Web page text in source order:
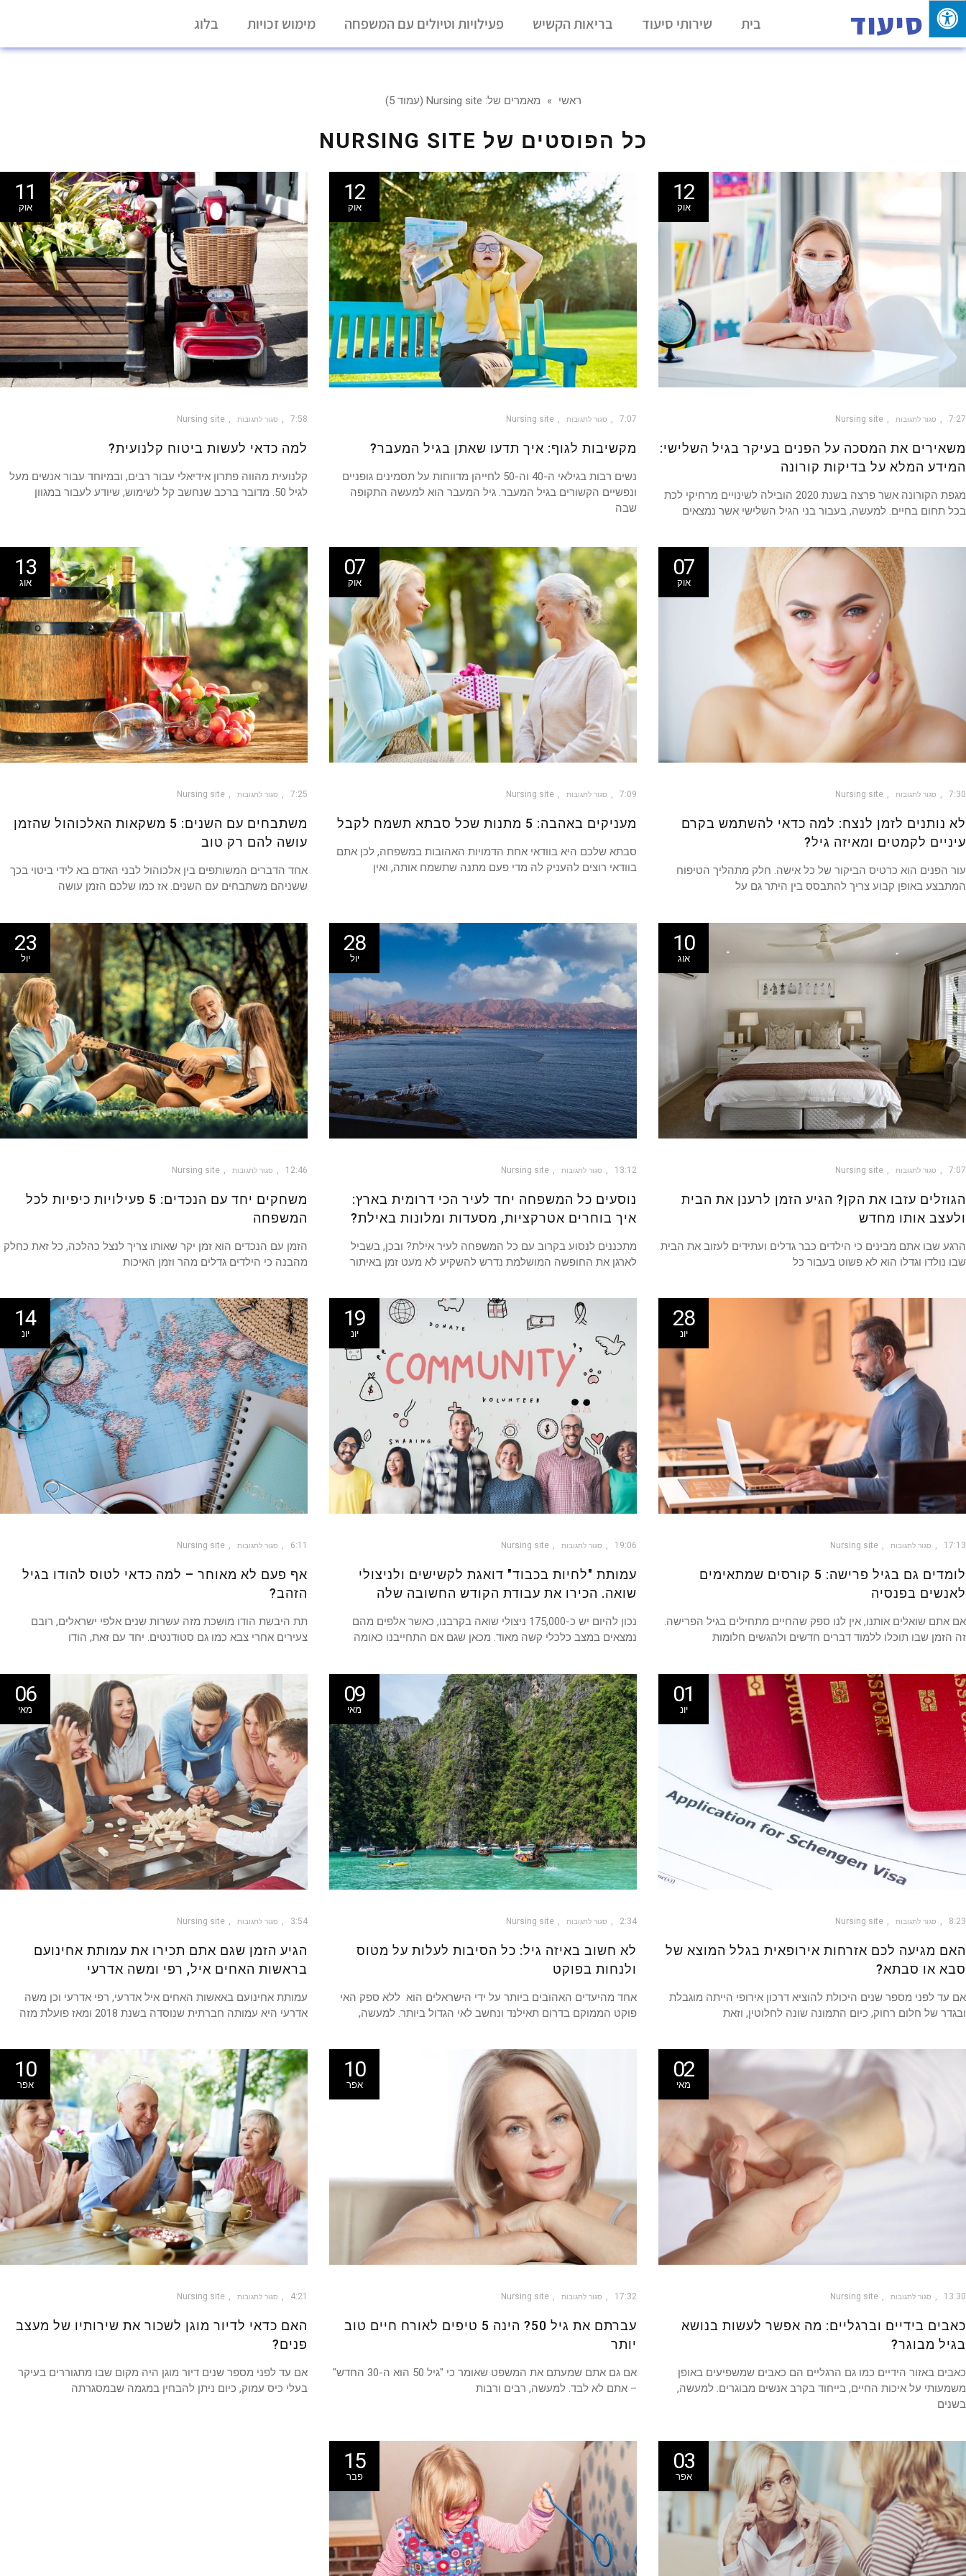
סיעוד בית שירותי סיעוד בריאות הקשיש פעילויות וטיולים עם המשפחה מימוש זכויות בלוג
ראשי » מאמרים של: Nursing site (עמוד 5)
כל הפוסטים של NURSING SITE
12
אוק
7:27 סגור לתגובות Nursing site
משאירים את המסכה על הפנים בעיקר בגיל השלישי:
המידע המלא על בדיקות קורונה
מגפת הקורונה אשר פרצה בשנת 2020 הובילה לשינויים מרחיקי לכת
בכל תחום בחיים. למעשה, בעבור בני הגיל השלישי אשר נמצאים
12
אוק
7:07 סגור לתגובות Nursing site
מקשיבות לגוף: איך תדעו שאתן בגיל המעבר?
נשים רבות בגילאי ה-40 וה-50 לחייהן מדווחות על תסמינים גופניים
ונפשיים הקשורים בגיל המעבר. גיל המעבר הוא למעשה התקופה
שבה
11
אוק
7:58 סגור לתגובות Nursing site
למה כדאי לעשות ביטוח קלנועית?
קלנועית מהווה פתרון אידיאלי עבור רבים, ובמיוחד עבור אנשים מעל
לגיל 50. מדובר ברכב שנחשב קל לשימוש, שיודע לעבור במגוון
07
אוק
7:30 סגור לתגובות Nursing site
לא נותנים לזמן לנצח: למה כדאי להשתמש בקרם
עיניים לקמטים ומאיזה גיל?
עור הפנים הוא כרטיס הביקור של כל אישה. חלק מתהליך הטיפוח
המתבצע באופן קבוע צריך להתבסס בין היתר גם על
07
אוק
7:09 סגור לתגובות Nursing site
מעניקים באהבה: 5 מתנות שכל סבתא תשמח לקבל
סבתא שלכם היא בוודאי אחת הדמויות האהובות במשפחה, לכן אתם
בוודאי רוצים להעניק לה מדי פעם מתנה שתשמח אותה, ואין
13
אוג
7:25 סגור לתגובות Nursing site
משתבחים עם השנים: 5 משקאות האלכוהול שהזמן
עושה להם רק טוב
אחד הדברים המשותפים בין אלכוהול לבני האדם בא לידי ביטוי בכך
ששניהם משתבחים עם השנים. אז כמו שלכם הזמן עושה
10
אוג
7:07 סגור לתגובות Nursing site
הגוזלים עזבו את הקן? הגיע הזמן לרענן את הבית
ולעצב אותו מחדש
הרגע שבו אתם מבינים כי הילדים כבר גדלים ועתידים לעזוב את הבית
שבו נולדו וגדלו הוא לא פשוט בעבור כל
28
יול
13:12 סגור לתגובות Nursing site
נוסעים כל המשפחה יחד לעיר הכי דרומית בארץ:
איך בוחרים אטרקציות, מסעדות ומלונות באילת?
מתכננים לנסוע בקרוב עם כל המשפחה לעיר אילת? ובכן, בשביל
לארגן את החופשה המושלמת נדרש להשקיע לא מעט זמן באיתור
23
יול
12:46 סגור לתגובות Nursing site
משחקים יחד עם הנכדים: 5 פעילויות כיפיות לכל
המשפחה
הזמן עם הנכדים הוא זמן יקר שאותו צריך לנצל כהלכה, כל זאת כחלק
מהבנה כי הילדים גדלים מהר וזמן האיכות
28
יונ
17:13 סגור לתגובות Nursing site
לומדים גם בגיל פרישה: 5 קורסים שמתאימים
לאנשים בפנסיה
אם אתם שואלים אותנו, אין לנו ספק שהחיים מתחילים בגיל הפרישה.
זה הזמן שבו תוכלו ללמוד דברים חדשים ולהגשים חלומות
19
יונ
19:06 סגור לתגובות Nursing site
עמותת "לחיות בכבוד" דואגת לקשישים ולניצולי
שואה. הכירו את עבודת הקודש החשובה שלה
נכון להיום יש כ-175,000 ניצולי שואה בקרבנו, כאשר אלפים מהם
נמצאים במצב כלכלי קשה מאוד. מכאן שגם אם התחייבנו כאומה
14
יונ
6:11 סגור לתגובות Nursing site
אף פעם לא מאוחר – למה כדאי לטוס להודו בגיל
הזהב?
תת היבשת הודו מושכת מזה עשרות שנים אלפי ישראלים, רובם
צעירים אחרי צבא כמו גם סטודנטים. יחד עם זאת, הודו
01
יונ
8:23 סגור לתגובות Nursing site
האם מגיעה לכם אזרחות אירופאית בגלל המוצא של
סבא או סבתא?
אם עד לפני מספר שנים היכולת להוציא דרכון אירופי הייתה מוגבלת
ובגדר של חלום רחוק, כיום התמונה שונה לחלוטין, וזאת
09
מאי
2:34 סגור לתגובות Nursing site
לא חשוב באיזה גיל: כל הסיבות לעלות על מטוס
ולנחות בפוקט
אחד מהיעדים האהובים ביותר על ידי הישראלים הוא ללא ספק האי
פוקט הממוקם בדרום תאילנד ונחשב לאי הגדול ביותר. למעשה,
06
מאי
3:54 סגור לתגובות Nursing site
הגיע הזמן שגם אתם תכירו את עמותת אחינועם
בראשות האחים איל, רפי ומשה אדרעי
עמותת אחינועם באאשות האחים איל אדרעי, רפי אדרעי וכן משה
אדרעי היא עמותה חברתית שנוסדה בשנת 2018 ומאז פועלת מזה
02
מאי
13:30 סגור לתגובות Nursing site
כאבים בידיים וברגליים: מה אפשר לעשות בנושא
בגיל מבוגר?
כאבים באזור הידיים כמו גם הרגליים הם כאבים שמשפיעים באופן
משמעותי על איכות החיים, בייחוד בקרב אנשים מבוגרים. למעשה,
בשנים
10
אפר
17:32 סגור לתגובות Nursing site
עברתם את גיל 50? הינה 5 טיפים לאורח חיים טוב
יותר
אם גם אתם שמעתם את המשפט שאומר כי "גיל 50 הוא ה-30 החדש"
– אתם לא לבד. למעשה, רבים ורבות
10
אפר
4:21 סגור לתגובות Nursing site
האם כדאי לדיור מוגן לשכור את שירותיו של מעצב
פנים?
אם עד לפני מספר שנים דיור מוגן היה מקום שבו מתגוררים בעיקר
בעלי כיס עמוק, כיום ניתן להבחין במגמה שבמסגרתה
03
אפר
15
פבר